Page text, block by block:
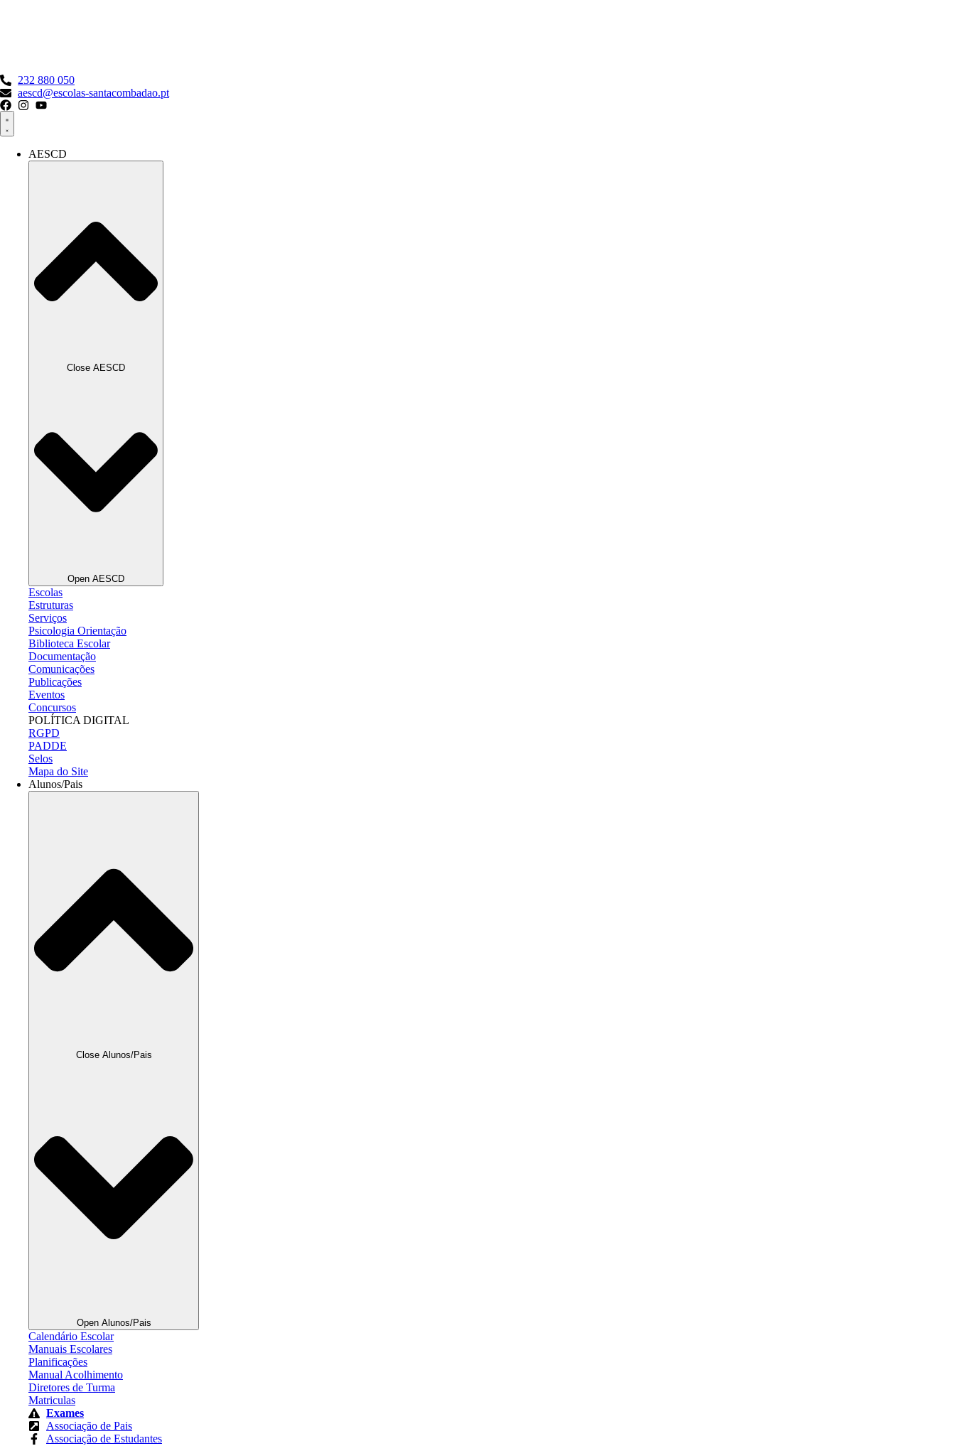
232 880 050
aescd@escolas-santacombadao.pt
AESCD
Close AESCD
Open AESCD
Escolas
Estruturas
Serviços
Psicologia Orientação
Biblioteca Escolar
Documentação
Comunicações
Publicações
Eventos
Concursos
POLÍTICA DIGITAL
RGPD
PADDE
Selos
Mapa do Site
Alunos/Pais
Close Alunos/Pais
Open Alunos/Pais
Calendário Escolar
Manuais Escolares
Planificações
Manual Acolhimento
Diretores de Turma
Matriculas
Exames
Associação de Pais
Associação de Estudantes